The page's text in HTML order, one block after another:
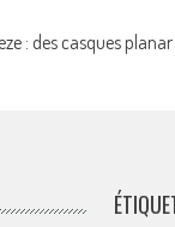
: des casques